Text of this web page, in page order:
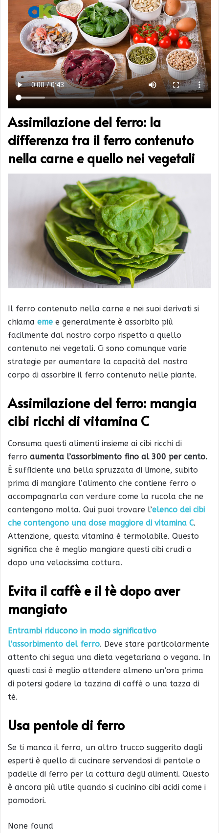
Assimilazione del ferro: la
differenza tra il ferro contenuto
nella carne e quello nei vegetali
Il ferro contenuto nella carne e nei suoi derivati si
chiama eme e generalmente è assorbito più
facilmente dal nostro corpo rispetto a quello
contenuto nei vegetali. Ci sono comunque varie
strategie per aumentare la capacità del nostro
corpo di assorbire il ferro contenuto nelle piante.
Assimilazione del ferro: mangia
cibi ricchi di vitamina C
Consuma questi alimenti insieme ai cibi ricchi di
ferro aumenta l’assorbimento fino al 300 per cento.
È sufficiente una bella spruzzata di limone, subito
prima di mangiare l’alimento che contiene ferro o
accompagnarla con verdure come la rucola che ne
contengono molta. Qui puoi trovare l’elenco dei cibi
che contengono una dose maggiore di vitamina C.
Attenzione, questa vitamina è termolabile. Questo
significa che è meglio mangiare questi cibi crudi o
dopo una velocissima cottura.
Evita il caffè e il tè dopo aver
mangiato
Entrambi riducono in modo significativo
l’assorbimento del ferro. Deve stare particolarmente
attento chi segua una dieta vegetariana o vegana. In
questi casi è meglio attendere almeno un’ora prima
di potersi godere la tazzina di caffè o una tazza di
tè.
Usa pentole di ferro
Se ti manca il ferro, un altro trucco suggerito dagli
esperti è quello di cucinare servendosi di pentole o
padelle di ferro per la cottura degli alimenti. Questo
è ancora più utile quando si cucinino cibi acidi come i
pomodori.
None found